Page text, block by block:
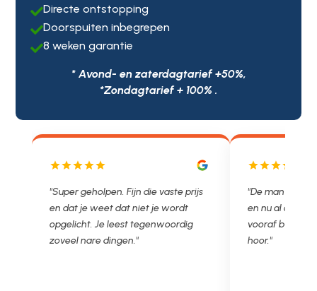
Directe ontstopping
Doorspuiten inbegrepen
8 weken garantie
* Avond- en zaterdagtarief +50%,
*Zondagtarief + 100% .
geholpen. Fijn die vaste prijs
je weet dat niet je wordt
Je leest tegenwoordig
nare dingen."
"De man rijden net weg. 11.00
en nu al opgelost voor een vast
vooraf besproken tarief. Lekker